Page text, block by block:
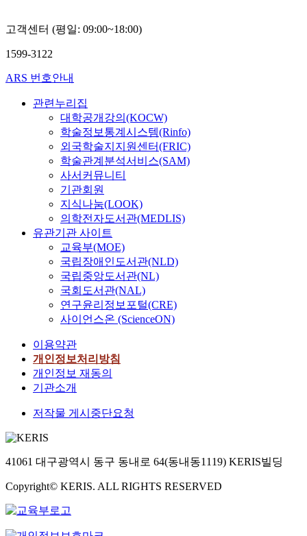
고객센터 (평일: 09:00~18:00)
1599-3122
ARS 번호안내
관련누리집
대학공개강의(KOCW)
학술정보통계시스템(Rinfo)
외국학술지지원센터(FRIC)
학술관계분석서비스(SAM)
사서커뮤니티
기관회원
지식나눔(LOOK)
의학전자도서관(MEDLIS)
유관기관 사이트
교육부(MOE)
국립장애인도서관(NLD)
국립중앙도서관(NL)
국회도서관(NAL)
연구윤리정보포털(CRE)
사이언스온 (ScienceON)
이용약관
개인정보처리방침
개인정보 재동의
기관소개
저작물 게시중단요청
41061 대구광역시 동구 동내로 64(동내동1119) KERIS빌딩
Copyright© KERIS. ALL RIGHTS RESERVED